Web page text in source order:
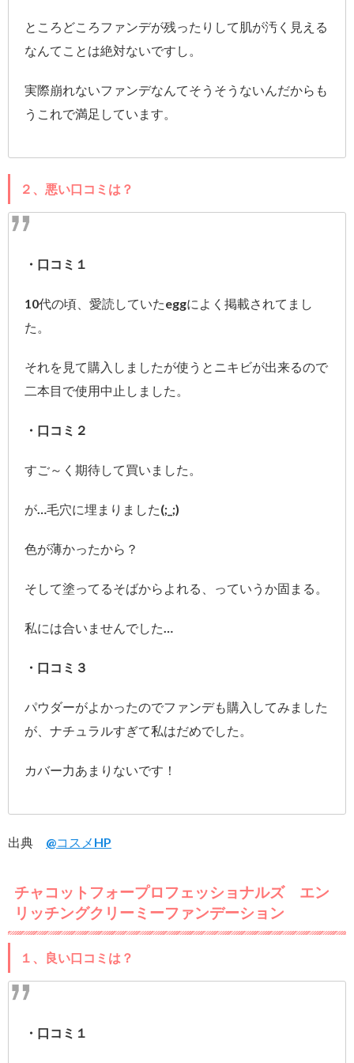
ところどころファンデが残ったりして肌が汚く見える
なんてことは絶対ないですし。
実際崩れないファンデなんてそうそうないんだからも
うこれで満足しています。
２、悪い口コミは？
・口コミ１
10代の頃、愛読していたeggによく掲載されてまし
た。
それを見て購入しましたが使うとニキビが出来るので
二本目で使用中止しました。
・口コミ２
すご～く期待して買いました。
が…毛穴に埋まりました(;_;)
色が薄かったから？
そして塗ってるそばからよれる、っていうか固まる。
私には合いませんでした…
・口コミ３
パウダーがよかったのでファンデも購入してみました
が、ナチュラルすぎて私はだめでした。
カバー力あまりないです！
出典 @コスメHP
チャコットフォープロフェッショナルズ エン
リッチングクリーミーファンデーション
１、良い口コミは？
・口コミ１